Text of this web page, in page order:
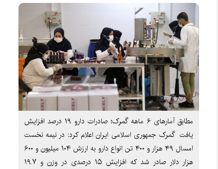
مطابق آمارهای ۶ ماهه گمرک؛ صادرات دارو ۱۹ درصد افزایش
یافت گمرک جمهوری اسلامی ایران اعلام کرد: در نیمه نخست
امسال ۴۹ هزار و ۴۰۰ تن انواع دارو به ارزش ۱۰۴ میلیون و ۶۰۰
هزار دلار صادر شد که افزایش ۱۵ درصدی در وزن و ۱۹.۷